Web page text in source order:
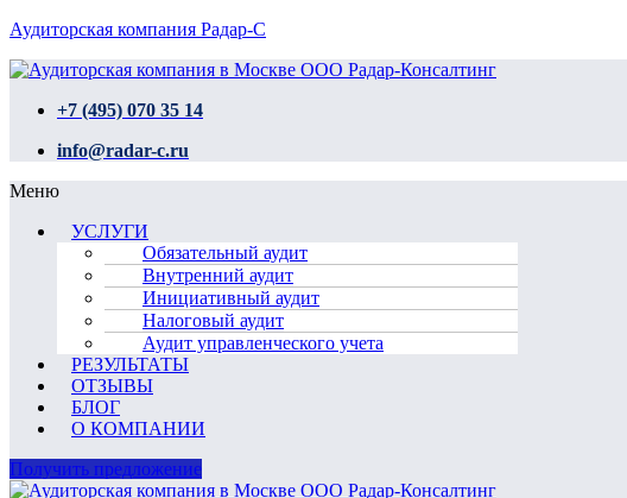
Аудиторская компания Радар-С
+7 (495) 070 35 14
info@radar-c.ru
Меню
УСЛУГИ
Обязательный аудит
Внутренний аудит
Инициативный аудит
Налоговый аудит
Аудит управленческого учета
РЕЗУЛЬТАТЫ
ОТЗЫВЫ
БЛОГ
О КОМПАНИИ
Получить предложение